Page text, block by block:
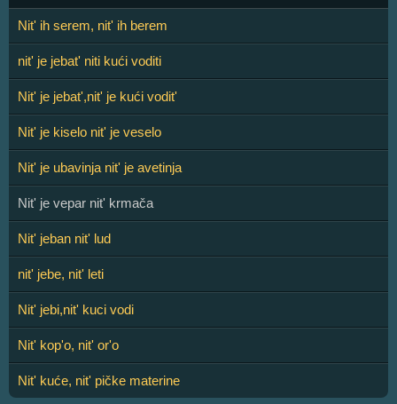
Nit' ih serem, nit' ih berem
nit' je jebat' niti kući voditi
Nit' je jebat',nit' je kući vodit'
Nit' je kiselo nit' je veselo
Nit' je ubavinja nit' je avetinja
Nit' je vepar nit' krmača
Nit' jeban nit' lud
nit' jebe, nit' leti
Nit' jebi,nit' kuci vodi
Nit' kop'o, nit' or'o
Nit' kuće, nit' pičke materine